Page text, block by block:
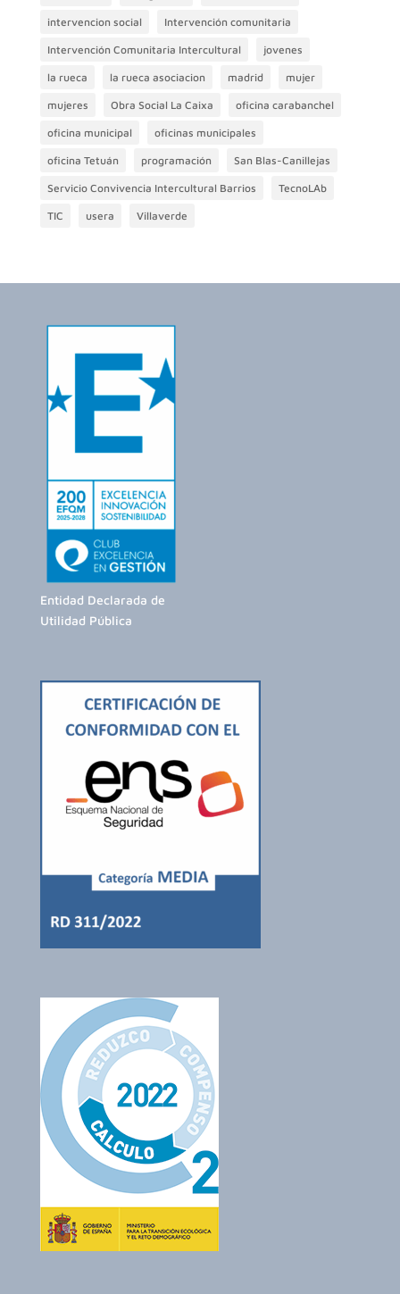
intervencion social Intervención comunitaria
Intervención Comunitaria Intercultural jovenes
la rueca la rueca asociacion madrid mujer
mujeres Obra Social La Caixa oficina carabanchel
oficina municipal oficinas municipales
oficina Tetuán programación San Blas-Canillejas
Servicio Convivencia Intercultural Barrios TecnoLAb
TIC usera Villaverde
Entidad Declarada de
Utilidad Pública